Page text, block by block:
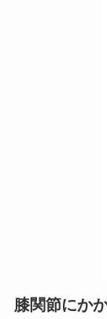
膝関節にか